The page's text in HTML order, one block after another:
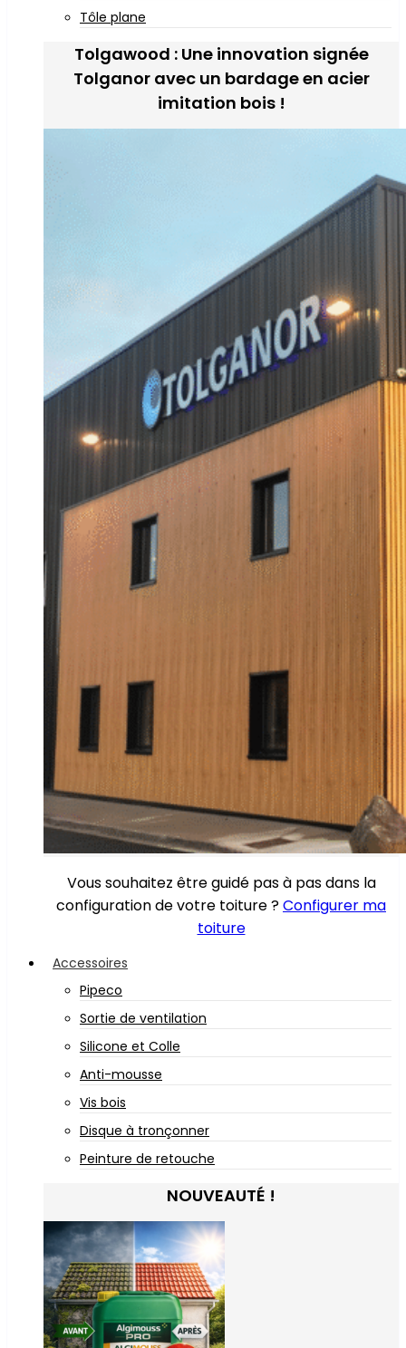
Tôle plane
Tolgawood : Une innovation signée
Tolganor avec un bardage en acier
imitation bois !
Vous souhaitez être guidé pas à pas dans la
configuration de votre toiture ?Configurer ma
toiture
Accessoires
Pipeco
Sortie de ventilation
Silicone et Colle
Anti-mousse
Vis bois
Disque à tronçonner
Peinture de retouche
NOUVEAUTÉ !